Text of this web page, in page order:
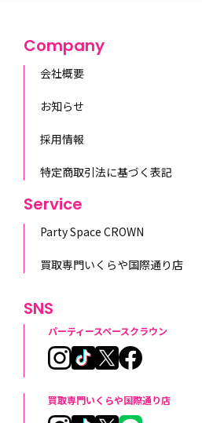
Company
会社概要
お知らせ
採用情報
特定商取引法に基づく表記
Service
Party Space CROWN
買取専門いくらや国際通り店
SNS
パーティースペースクラウン
買取専門いくらや国際通り店